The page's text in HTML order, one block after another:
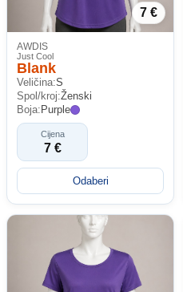
7 €
AWDIS
Just Cool
Blank
Veličina:S
Spol/kroj:Ženski
Boja: Purple
Cijena
7 €
Odaberi